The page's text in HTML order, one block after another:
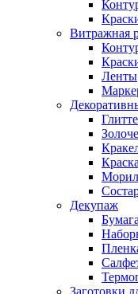
Витражная
Ленты
Краска
Декупаж
Бумага
Заготовки